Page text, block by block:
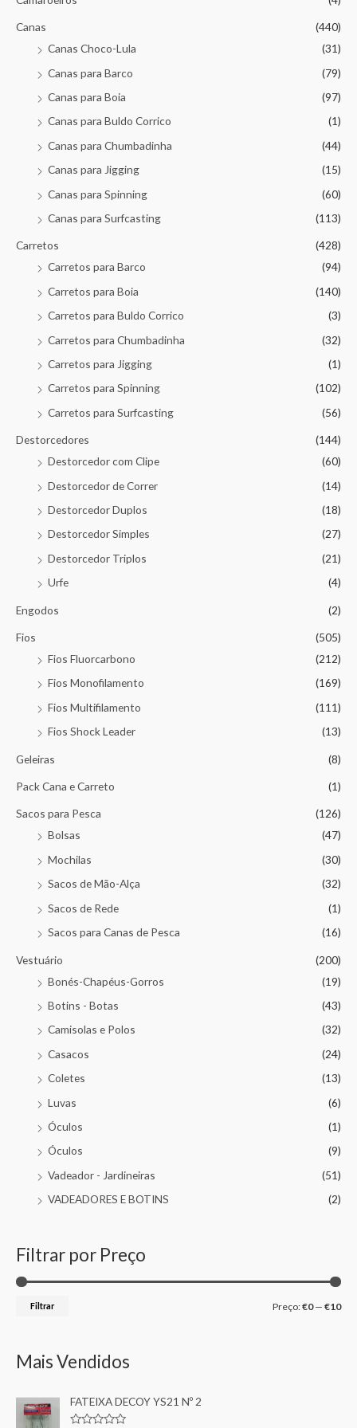
Canas
(440)
Canas Choco-Lula
(31)
Canas para Barco
(79)
Canas para Boia
(97)
Canas para Buldo Corrico
(1)
Canas para Chumbadinha
(44)
Canas para Jigging
(15)
Canas para Spinning
(60)
Canas para Surfcasting
(113)
Carretos
(428)
Carretos para Barco
(94)
Carretos para Boia
(140)
Carretos para Buldo Corrico
(3)
Carretos para Chumbadinha
(32)
Carretos para Jigging
(1)
Carretos para Spinning
(102)
Carretos para Surfcasting
(56)
Destorcedores
(144)
Destorcedor com Clipe
(60)
Destorcedor de Correr
(14)
Destorcedor Duplos
(18)
Destorcedor Simples
(27)
Destorcedor Triplos
(21)
Urfe
(4)
Engodos (2)
Fios
(505)
Fios Fluorcarbono
(212)
Fios Monofilamento
(169)
Fios Multifilamento
(111)
Fios Shock Leader
(13)
Geleiras (8)
Pack Cana e Carreto (1)
Sacos para Pesca
(126)
Bolsas
(47)
Mochilas
(30)
Sacos de Mão-Alça
(32)
Sacos de Rede
(1)
Sacos para Canas de Pesca
(16)
Vestuário
(200)
Bonés-Chapéus-Gorros
(19)
Botins - Botas
(43)
Camisolas e Polos
(32)
Casacos
(24)
Coletes
(13)
Luvas
(6)
Óculos
(1)
Óculos
(9)
Vadeador - Jardineiras
(51)
VADEADORES E BOTINS
(2)
Filtrar por Preço
Filtrar Preço:€0— €10
Mais Vendidos
FATEIXA DECOY YS21 Nº 2